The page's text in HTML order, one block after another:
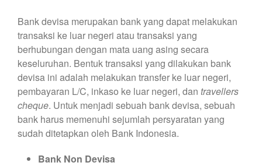
Bank devisa merupakan bank yang dapat melakukan
transaksi ke luar negeri atau transaksi yang
berhubungan dengan mata uang asing secara
keseluruhan. Bentuk transaksi yang dilakukan bank
devisa ini adalah melakukan transfer ke luar negeri,
pembayaran L/C, inkaso ke luar negeri, dan travellers
cheque. Untuk menjadi sebuah bank devisa, sebuah
bank harus memenuhi sejumlah persyaratan yang
sudah ditetapkan oleh Bank Indonesia.
Bank Non Devisa